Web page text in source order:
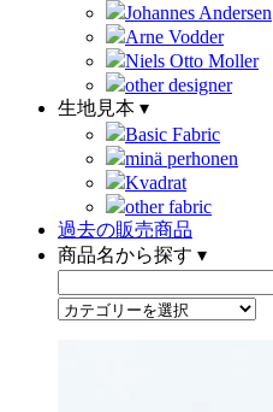
Johannes Andersen
Arne Vodder
Niels Otto Moller
other designer
生地見本 ▾
Basic Fabric
minä perhonen
Kvadrat
other fabric
過去の販売商品
商品名から探す ▾